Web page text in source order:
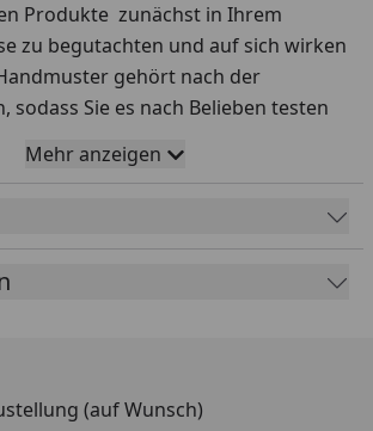
Produkte zunächst in Ihrem
zu begutachten und auf sich wirken
gehört nach der
sodass Sie es nach Belieben testen
einen Blick:
Sortimente, Hersteller, Preisklassen
ausgiebig.
Stunde noch problemlos? Lassen
Mehr anzeigen
(auf Wunsch)